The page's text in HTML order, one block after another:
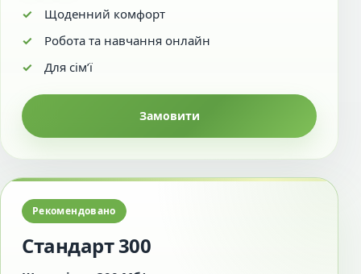
Щоденний комфорт
Робота та навчання онлайн
Для сім’ї
Замовити
Рекомендовано
Стандарт 300